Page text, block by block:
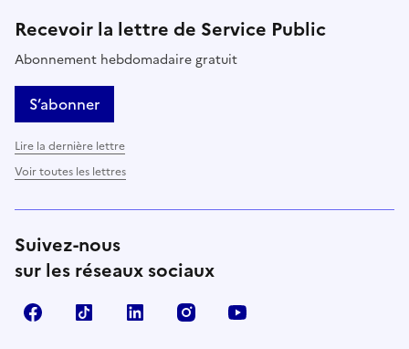
Recevoir la lettre de Service Public
Abonnement hebdomadaire gratuit
S’abonner
Lire la dernière lettre
Voir toutes les lettres
Suivez-nous
sur les réseaux sociaux
FacebookTikTok LinkedIn Instagram